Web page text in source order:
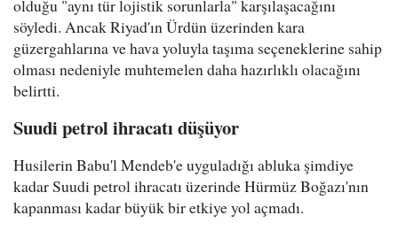
olduğu "aynı tür lojistik sorunlarla" karşılaşacağını
söyledi. Ancak Riyad'ın Ürdün üzerinden kara
güzergahlarına ve hava yoluyla taşıma seçeneklerine sahip
olması nedeniyle muhtemelen daha hazırlıklı olacağını
belirtti.
Suudi petrol ihracatı düşüyor
Husilerin Babu'l Mendeb'e uyguladığı abluka şimdiye
kadar Suudi petrol ihracatı üzerinde Hürmüz Boğazı'nın
kapanması kadar büyük bir etkiye yol açmadı.